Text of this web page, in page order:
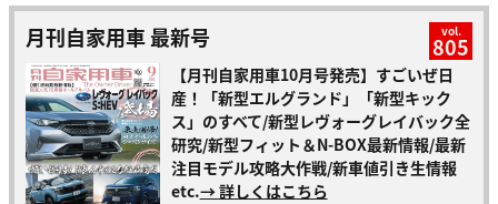
月刊自家用車 最新号 vol.
805
【月刊自家用車10月号発売】すごいぜ日
産！「新型エルグランド」「新型キック
ス」のすべて/新型レヴォーグレイバック全
研究/新型フィット＆N-BOX最新情報/最新
注目モデル攻略大作戦/新車値引き生情報
etc.→ 詳しくはこちら